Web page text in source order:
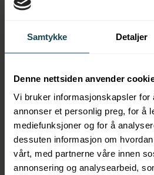
Samtykke Detaljer
Denne nettsiden anvender
Vi bruker informasjonskapsler for
annonser et personlig preg, for å
mediefunksjoner og for å
dessuten informasjon om
vårt, med partnerne våre innen
annonsering og analysearbeid,
betyr at gjestene kan føle seg
bevis på at omgivelsene og
måte.
Blått Flagg er også et verktøy
vise at de tar ansvar for
rundt det aktuelle området, og
fremme miljøriktig adferd i
Videre synliggjør Blått Flagg